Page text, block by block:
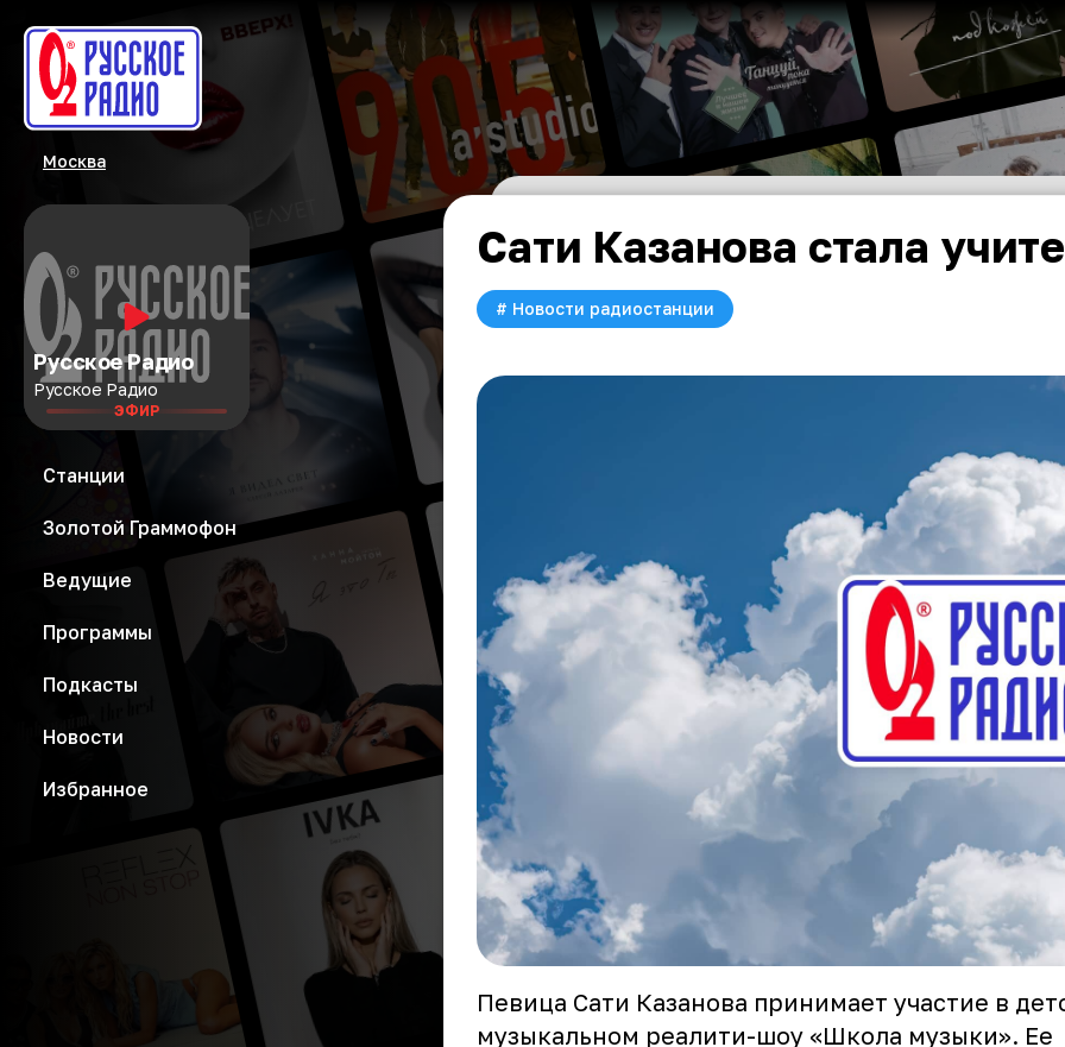
Москва
Русское Радио
Русское Радио
ЭФИР
Станции
Золотой Граммофон
Ведущие
Программы
Подкасты
Новости
Избранное
Сати Казанова стала
# Новости радиостанции
Певица Сати Казанова принимает участие в
музыкальном реалити-шоу «Школа музыки». Ее